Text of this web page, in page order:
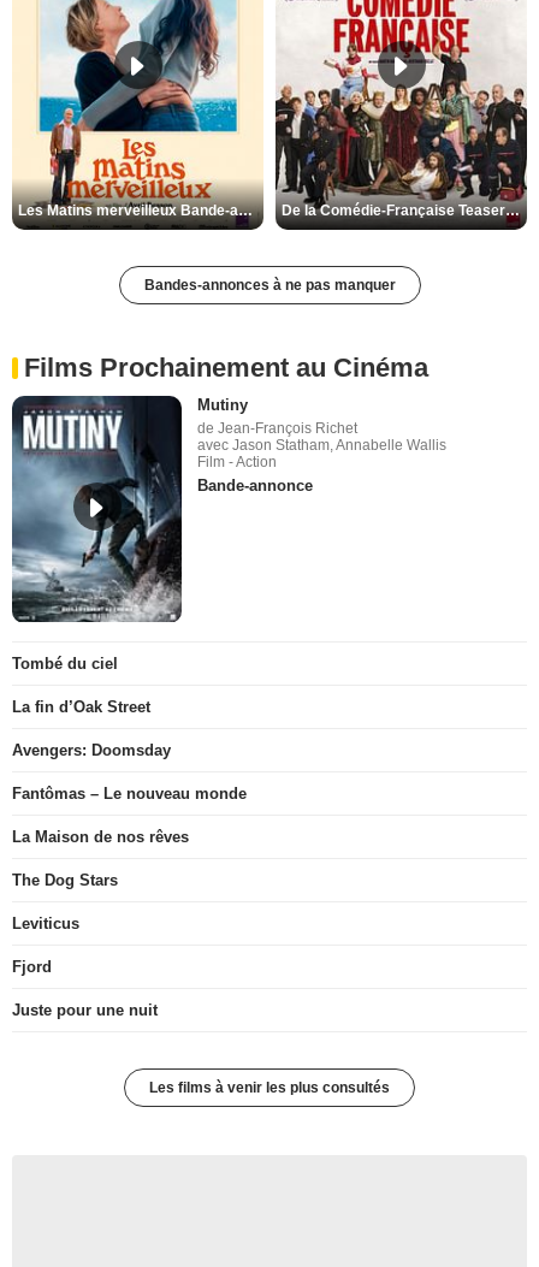
Les Matins merveilleux Bande-annonce VF De la Comédie-Française Teaser VF
Bandes-annonces à ne pas manquer
Films Prochainement au Cinéma
Mutiny
de Jean-François Richet
avec Jason Statham, Annabelle Wallis
Film - Action
Bande-annonce
Tombé du ciel
La fin d’Oak Street
Avengers: Doomsday
Fantômas – Le nouveau monde
La Maison de nos rêves
The Dog Stars
Leviticus
Fjord
Juste pour une nuit
Les films à venir les plus consultés